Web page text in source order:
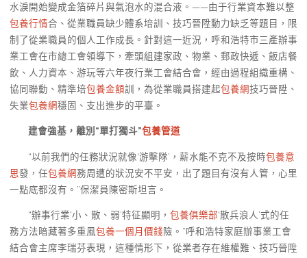
水淚開始變成金箔碎片與氣泡水的混合液。——由于行業資本難以整
包養行情合、從業職員缺少體系培訓、技巧晉陞動力缺乏等題目，限
制了從業職員的個人工作成長。針對這一近況，呼和浩特市三產辦事
業工會在市總工會領導下，牽頭組建家政、物業、郵政快遞、飯店餐
飲、人力資本、游玩等六年夜行業工會結合會，經由過程組織重構、
協同聯動、精準培包養金額訓，為從業職員搭建起包養網技巧晉陞、
失業包養網穩固、支出進步的平臺。
建會強基，離別“單打獨斗”包養管道
“以前我們的任務狀況就像‘游擊隊’，薪水能不克不及按時包養意
思發，任包養網務周遭的狀況安不平安，出了題目有沒有人管，心里
一點底都沒有。”保潔員陳密斯坦言。
“辦事行業‘小、散、弱’特征顯明， 包養俱樂部‘散兵浪人’式的任
務方法暗藏著多重風包養一個月價錢險。”呼和浩特家庭辦事業工會
結合會主席李瑞芬表現，這種情形下，從業者存在維權難、技巧晉陞